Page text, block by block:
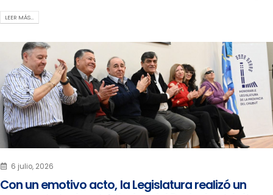
LEER MÁS…
6 julio, 2026
Con un emotivo acto, la Legislatura realizó un